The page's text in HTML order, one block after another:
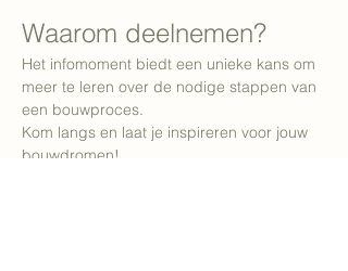
Waarom deelnemen?
Het infomoment biedt een unieke kans om
meer te leren over de nodige stappen van
een bouwproces.
Kom langs en laat je inspireren voor jouw
bouwdromen!